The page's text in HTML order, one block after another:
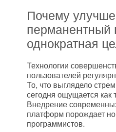
Почему
перманентный
однократная
Технологии
пользователей
То, что выглядело
сегодня ощущается как
Внедрение
платформ порождает
программистов.